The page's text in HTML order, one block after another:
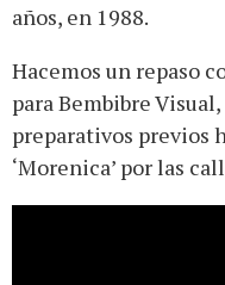
años, en 1988.
Hacemos un repaso
para Bembibre
preparativos previos
‘Morenica’ por las